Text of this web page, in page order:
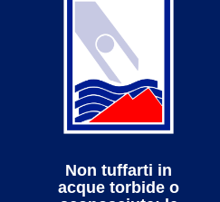
Non tuffarti in
acque torbide o